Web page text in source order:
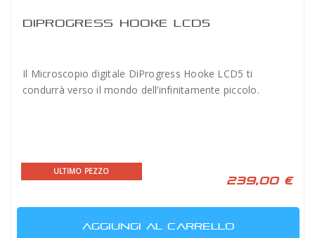
DIPROGRESS HOOKE LCD5
Il Microscopio digitale DiProgress Hooke LCD5 ti
condurrà verso il mondo dell’infinitamente piccolo.
ULTIMO PEZZO
239,00 €
AGGIUNGI AL CARRELLO